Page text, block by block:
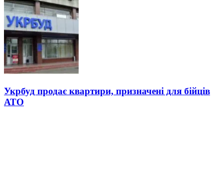
Укрбуд продає квартири, призначені для бійців
АТО